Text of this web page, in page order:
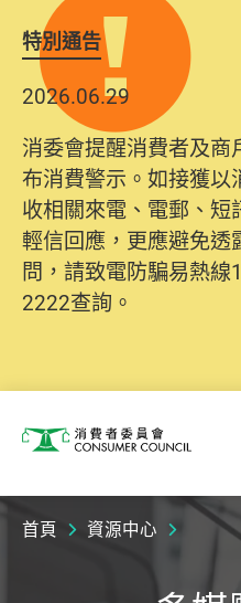
特別通告
2026.06.29
消委會提醒消費者及
布消費警示。如接獲以
收相關來電、電郵、短
輕信回應，更應避免透
問，請致電防騙易熱
2222查詢。
2025.10.31
為提升使用者體驗及
系統已經進行升級及推
10日起，消費者需要
名、電郵及電話）註冊
詢及建議。所有提交
方便日後作出跟進。
消費者委員會
首頁 資源中心